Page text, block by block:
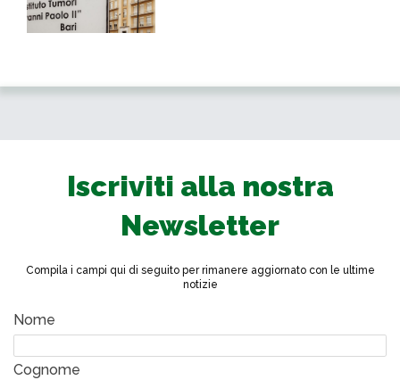
Iscriviti alla nostra
Newsletter
Compila i campi qui di seguito per rimanere aggiornato con le ultime
notizie
Nome
Cognome